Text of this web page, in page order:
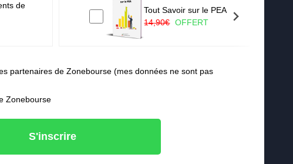
de
Tout Savoir sur le PEA
14,90€ OFFERT
partenaires de Zonebourse (mes données ne sont pas
Zonebourse
S'inscrire